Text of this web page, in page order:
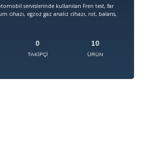
servislerinde kullanılan Fren test, far
cihazı, egzoz gaz analiz cihazı, rot, balans,
0
TAKIPÇI
10
ÜRÜN